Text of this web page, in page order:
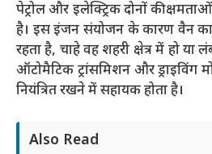
पेट्रोल और इलेक्ट्रिक दोनों की
है। इस इंजन संयोजन के कारण वैन का
रहता है, चाहे वह शहरी क्षेत्र में हो या
ऑटोमैटिक ट्रांसमिशन और ड्राइविंग
नियंत्रित रखने में सहायक होता है।
Also Read